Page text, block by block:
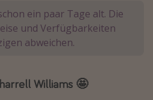
ein paar Tage alt. Die
und Verfügbarkeiten
abweichen.
Williams 🤩